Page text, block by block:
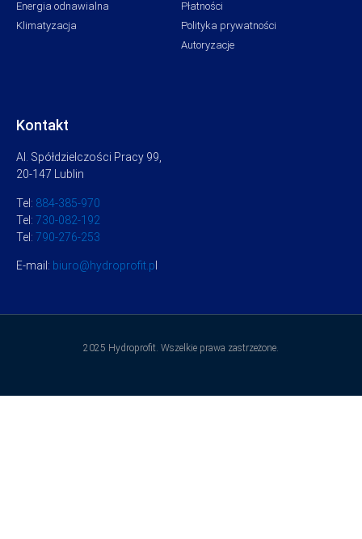
Energia odnawialna
Klimatyzacja
Płatności
Polityka prywatności
Autoryzacje
Kontakt
Al. Spółdzielczości Pracy 99,
20-147 Lublin
Tel: 884-385-970
Tel: 730-082-192
Tel: 790-276-253
E-mail: biuro@hydroprofit.p
2025 Hydroprofit. Wszelkie prawa zastrzeżone.